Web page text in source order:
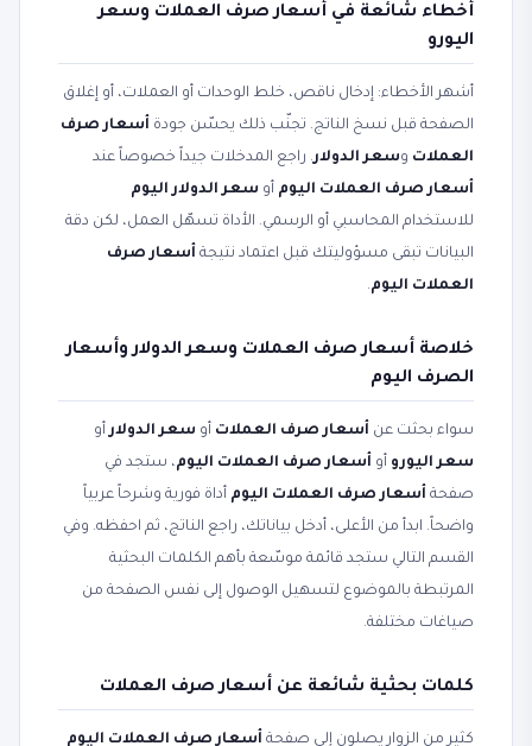
أخطاء شائعة في أسعار صرف العملات وسعر
اليورو
أشهر الأخطاء: إدخال ناقص، خلط الوحدات أو العملات، أو إغلاق
الصفحة قبل نسخ الناتج. تجنّب ذلك يحسّن جودة أسعار صرف
العملات وسعر الدولار. راجع المدخلات جيداً خصوصاً عند
أسعار صرف العملات اليوم أو سعر الدولار اليوم
للاستخدام المحاسبي أو الرسمي. الأداة تسهّل العمل، لكن دقة
البيانات تبقى مسؤوليتك قبل اعتماد نتيجة أسعار صرف
العملات اليوم.
خلاصة أسعار صرف العملات وسعر الدولار وأسعار
الصرف اليوم
سواء بحثت عن أسعار صرف العملات أو سعر الدولارأو
سعر اليورو أو أسعار صرف العملات اليوم، ستجد في
صفحة أسعار صرف العملات اليوم أداة فورية وشرحاً عربياً
واضحاً. ابدأ من الأعلى، أدخل بياناتك، راجع الناتج، ثم احفظه. وفي
القسم التالي ستجد قائمة موسّعة بأهم الكلمات البحثية
المرتبطة بالموضوع لتسهيل الوصول إلى نفس الصفحة من
صياغات مختلفة.
كلمات بحثية شائعة عن أسعار صرف العملات
كثير من الزوار يصلون إلى صفحة أسعار صرف العملات اليوم